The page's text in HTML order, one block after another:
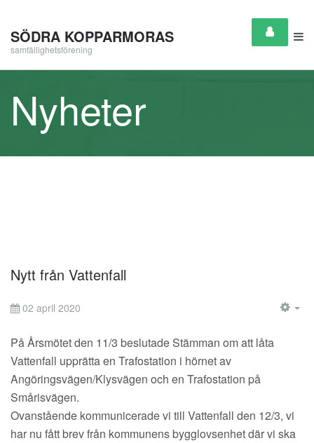
SÖDRA KOPPARMORAS
samfällighetsförening
Nyheter
Nytt från Vattenfall
02 april 2020
På Årsmötet den 11/3 beslutade Stämman om att låta
Vattenfall upprätta en Trafostation i hörnet av
Angöringsvägen/Klysvägen och en Trafostation på
Smårisvägen.
Ovanstående kommunicerade vi till Vattenfall den 12/3, vi
har nu fått brev från kommunens bygglovsenhet där vi ska